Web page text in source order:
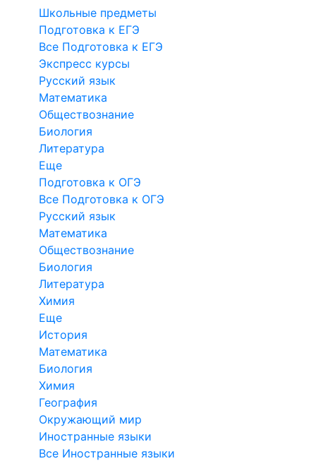
Школьные предметы
Подготовка к ЕГЭ
Все Подготовка к ЕГЭ
Экспресс курсы
Русский язык
Математика
Обществознание
Биология
Литература
Еще
Подготовка к ОГЭ
Все Подготовка к ОГЭ
Русский язык
Математика
Обществознание
Биология
Литература
Химия
Еще
История
Математика
Биология
Химия
География
Окружающий мир
Иностранные языки
Все Иностранные языки